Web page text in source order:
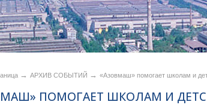
→ АРХИВ СОБЫТИЙ → «Азовмаш» помогает школам и
ПОМОГАЕТ ШКОЛАМ И